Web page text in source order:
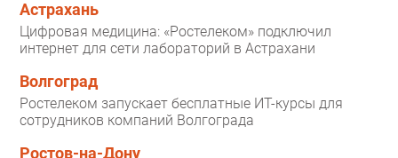
Астрахань
Цифровая медицина: «Ростелеком» подключил
интернет для сети лабораторий в Астрахани
Волгоград
Ростелеком запускает бесплатные ИТ-курсы для
сотрудников компаний Волгограда
Ростов-на-Дону